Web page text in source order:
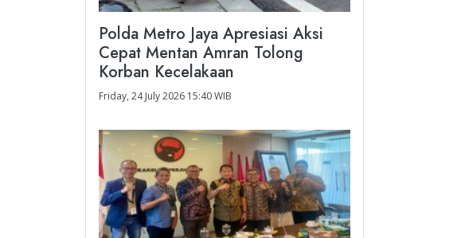
Polda Metro Jaya Apresiasi Aksi
Cepat Mentan Amran Tolong
Korban Kecelakaan
Friday, 24 July 2026 15:40 WIB